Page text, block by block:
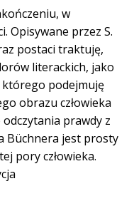
w
Opisywane przez S.
postaci traktuję,
literackich, jako
którego podejmuję
obrazu człowieka
odczytania prawdy z
Büchnera jest prosty
pory człowieka.